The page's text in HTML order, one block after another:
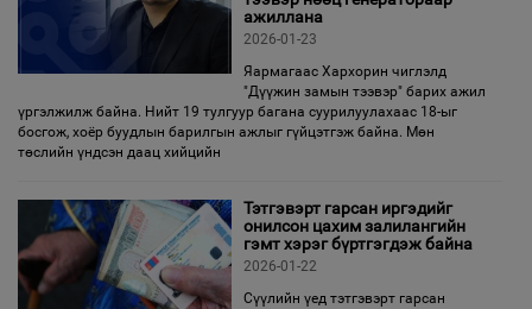
ажиллана
2026-01-23
Яармагаас Хархорин чиглэлд
"Дүүжин замын тээвэр" барих ажил
үргэлжилж байна. Нийт 19 тулгуур багана суурилуулахаас 18-ыг
босгож, хоёр буудлын барилгын ажлыг гүйцэтгэж байна. Мөн
төслийн үндсэн даац хийцийн
Тэтгэвэрт гарсан иргэдийг
онилсон цахим залилангийн
гэмт хэрэг бүртгэгдэж байна
2026-01-22
Сүүлийн үед тэтгэвэрт гарсан